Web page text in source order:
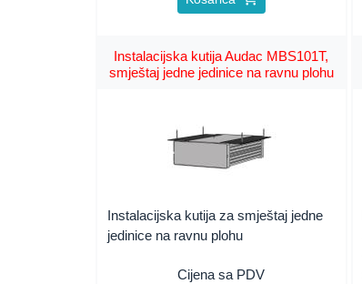
Instalacijska kutija Audac MBS101T,
smještaj jedne jedinice na ravnu plohu
Instalacijska kutija za smještaj jedne
jedinice na ravnu plohu
Cijena sa PDV